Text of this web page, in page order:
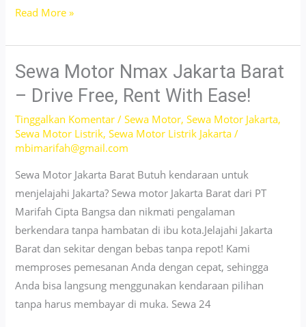
Sewa
Jenis
Motor
Jakarta
Timur
Untuk
Lebaran
Read More »
Sewa Motor Nmax Jakarta Barat
– Drive Free, Rent With Ease!
Tinggalkan Komentar /Sewa Motor,Sewa Motor Jakarta,
Sewa Motor Listrik,Sewa Motor Listrik Jakarta /
mbimarifah@gmail.com
Sewa Motor Jakarta Barat Butuh kendaraan untuk
menjelajahi Jakarta? Sewa motor Jakarta Barat dari PT
Marifah Cipta Bangsa dan nikmati pengalaman
berkendara tanpa hambatan di ibu kota.Jelajahi Jakarta
Barat dan sekitar dengan bebas tanpa repot! Kami
memproses pemesanan Anda dengan cepat, sehingga
Anda bisa langsung menggunakan kendaraan pilihan
tanpa harus membayar di muka. Sewa 24